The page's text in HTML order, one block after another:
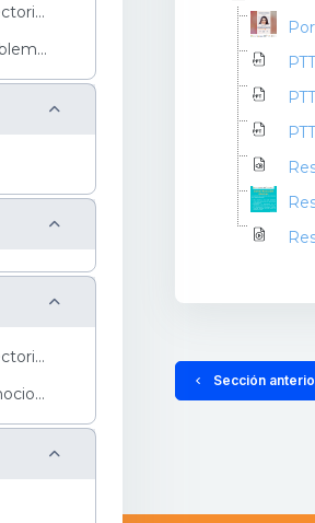
Sesión de aprendizaje Trayectoria Avanzada ...
Podcast Resolución de ProblemasTe invitamos a escu...
Colapsar
Colapsar
Colapsar
Sesión de aprendizaje Trayectoria Básica...
Podcast de Inteligencia EmocionalTe invitamos a es...
Colapsar
Sección